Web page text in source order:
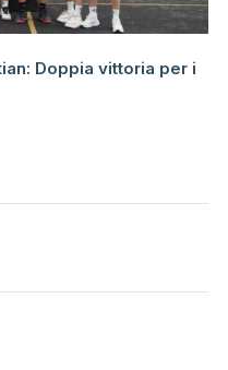
Doppia vittoria per i